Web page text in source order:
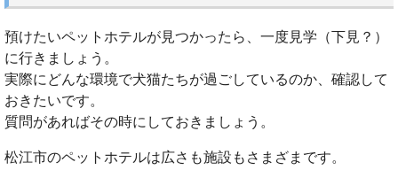
預けたいペットホテルが見つかったら、一度見学（下見？）
に行きましょう。
実際にどんな環境で犬猫たちが過ごしているのか、確認して
おきたいです。
質問があればその時にしておきましょう。
松江市のペットホテルは広さも施設もさまざまです。